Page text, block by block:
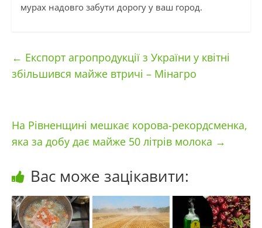
мурах надовго забути дорогу у ваш город.
← Експорт агропродукції з України у квітні
збільшився майже втричі – Мінагро
На Рівненщині мешкає корова-рекордсменка,
яка за добу дає майже 50 літрів молока →
Вас може зацікавити: